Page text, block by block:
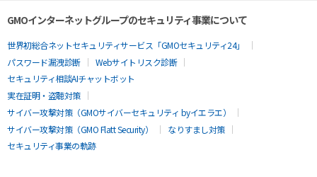
GMOインターネットグループのセキュリティ事業について
世界初総合ネットセキュリティサービス「GMOセキュリティ24」
パスワード漏洩診断
Webサイトリスク診断
セキュリティ相談AIチャットボット
実在証明・盗聴対策
サイバー攻撃対策（GMOサイバーセキュリティ byイエラエ）
サイバー攻撃対策（GMO Flatt Security）
なりすまし対策
セキュリティ事業の軌跡